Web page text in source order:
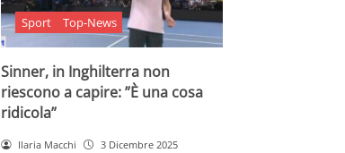
Sport Top-News
Sinner, in Inghilterra non
riescono a capire: ”È una cosa
ridicola”
Ilaria Macchi 3 Dicembre 2025